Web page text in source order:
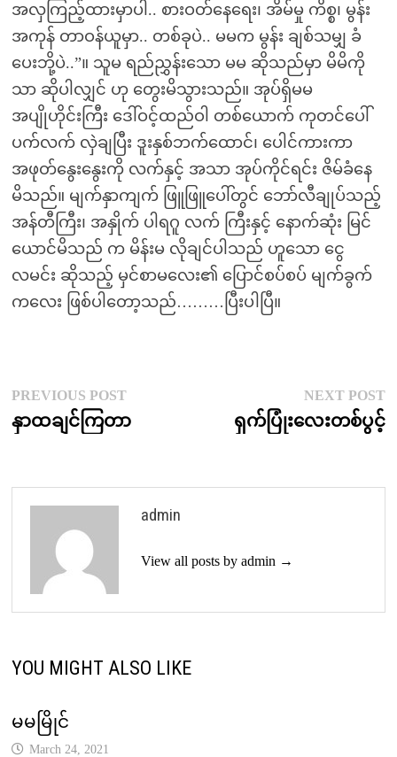
အလှကြည့်ထားမှာပါ.. စားဝတ်နေရေး၊ အိမ်မှု ကိစ္စ၊ မွန်း
အကုန် တာဝန်ယူမှာ.. တစ်ခုပဲ.. မမက မွန်း ချစ်သမျှ ခံ
ပေးဘို့ပဲ..”။ သူမ ရည်ညွှန်းသော မမ ဆိုသည်မှာ မိမိကို
သာ ဆိုပါလျှင် ဟု တွေးမိသွားသည်။ အုပ်ရှိမမ
အပျိုဟိုင်းကြီး ဒေါ်ဝင့်ထည်ဝါ တစ်ယောက် ကုတင်ပေါ်
ပက်လက် လှဲချပြီး ဒူးနှစ်ဘက်ထောင်၊ ပေါင်ကားကာ
အဖုတ်နွေးနွေးကို လက်နှင့် အသာ အုပ်ကိုင်ရင်း ဇိမ်ခံနေ
မိသည်။ မျက်နှာကျက် ဖြူဖြူပေါ်တွင် ဘော်လီချုပ်သည့်
အန်တီကြီး၊ အနှိုက် ပါရဂူ လက် ကြီးနှင့် နောက်ဆုံး မြင်
ယောင်မိသည် က မိန်းမ လိုချင်ပါသည် ဟူသော ငွေ
လမင်း ဆိုသည့် မှင်စာမလေး၏ ပြောင်စပ်စပ် မျက်ခွက်
ကလေး ဖြစ်ပါတော့သည်………ပြီးပါပြီ။
Post
navigation
PREVIOUS POSTPrevious
post:
နှာထချင်ကြတာ
NEXT POST
ရှက်ပြုံးလေးတစ်ပွင့်
admin
View all posts by admin →
YOU MIGHT ALSO LIKE
မမမြိုင်
March 24, 2021